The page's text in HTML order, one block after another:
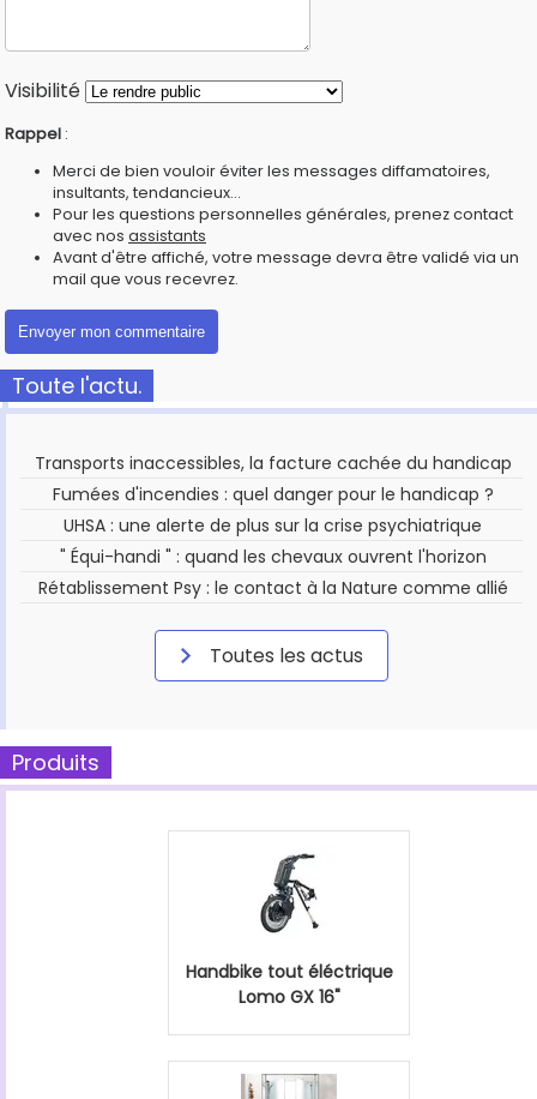
Visibilité
Rappel :
Merci de bien vouloir éviter les messages diffamatoires,
insultants, tendancieux...
Pour les questions personnelles générales, prenez contact
avec nos assistants
Avant d'être affiché, votre message devra être validé via un
mail que vous recevrez.
Toute l'actu.
Transports inaccessibles, la facture cachée du handicap
Fumées d'incendies : quel danger pour le handicap ?
UHSA : une alerte de plus sur la crise psychiatrique
" Équi-handi " : quand les chevaux ouvrent l'horizon
Rétablissement Psy : le contact à la Nature comme allié
Toutes les actus
Produits
Handbike tout éléctrique
Lomo GX 16"